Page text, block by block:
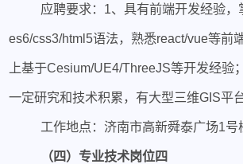
应聘要求：1、具有前端开发经验，
es6/css3/html5语法，熟悉react/vue等前
上基于Cesium/UE4/ThreeJS等开发经验
一定研究和技术积累，有大型三维GIS平
工作地点：济南市高新舜泰广场1号
（四）专业技术岗位四